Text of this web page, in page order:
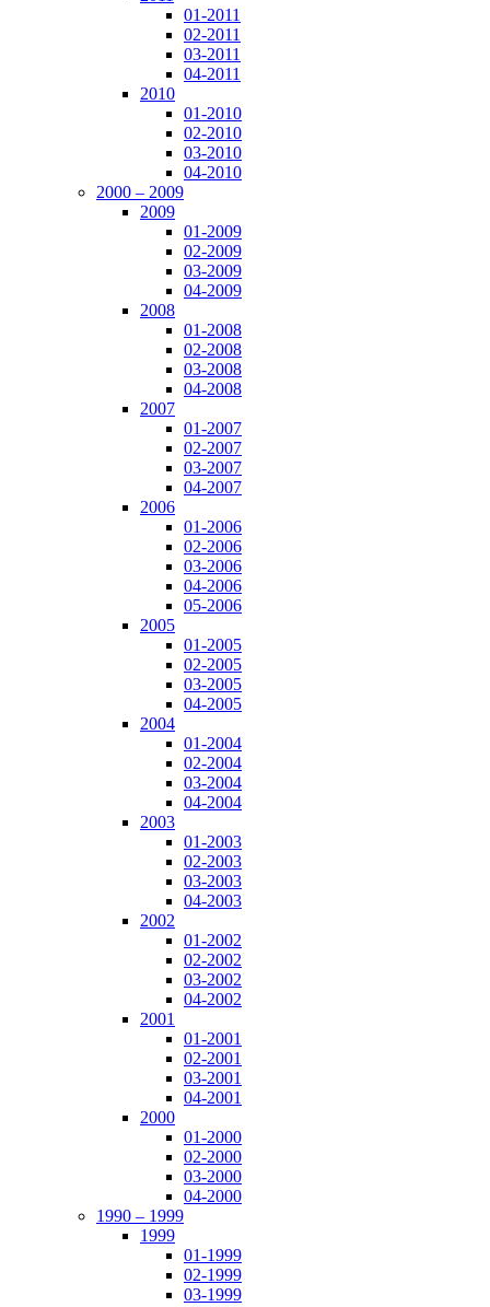
01-2011
02-2011
03-2011
04-2011
2010
01-2010
02-2010
03-2010
04-2010
2000 – 2009
2009
01-2009
02-2009
03-2009
04-2009
2008
01-2008
02-2008
03-2008
04-2008
2007
01-2007
02-2007
03-2007
04-2007
2006
01-2006
02-2006
03-2006
04-2006
05-2006
2005
01-2005
02-2005
03-2005
04-2005
2004
01-2004
02-2004
03-2004
04-2004
2003
01-2003
02-2003
03-2003
04-2003
2002
01-2002
02-2002
03-2002
04-2002
2001
01-2001
02-2001
03-2001
04-2001
2000
01-2000
02-2000
03-2000
04-2000
1990 – 1999
1999
01-1999
02-1999
03-1999